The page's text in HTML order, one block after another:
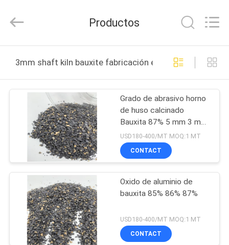
PRODUCTOS
SOBRE
NOSOTROS
VIAJE
FÁBRICA
Rights
by
Productos
3mm shaft kiln bauxite fabricación en línea
Grado de abrasivo horno
de huso calcinado
Bauxita 87% 5 mm 3 mm
Bloque triturado
USD180-400/MT MOQ:1 MT
CONTACT
Oxido de aluminio de
bauxita 85% 86% 87%
USD180-400/MT MOQ:1 MT
CONTACT